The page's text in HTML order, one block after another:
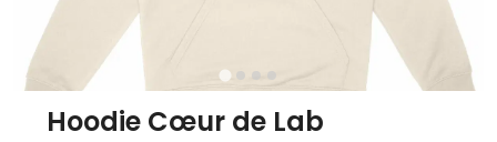
Hoodie Cœur de Lab